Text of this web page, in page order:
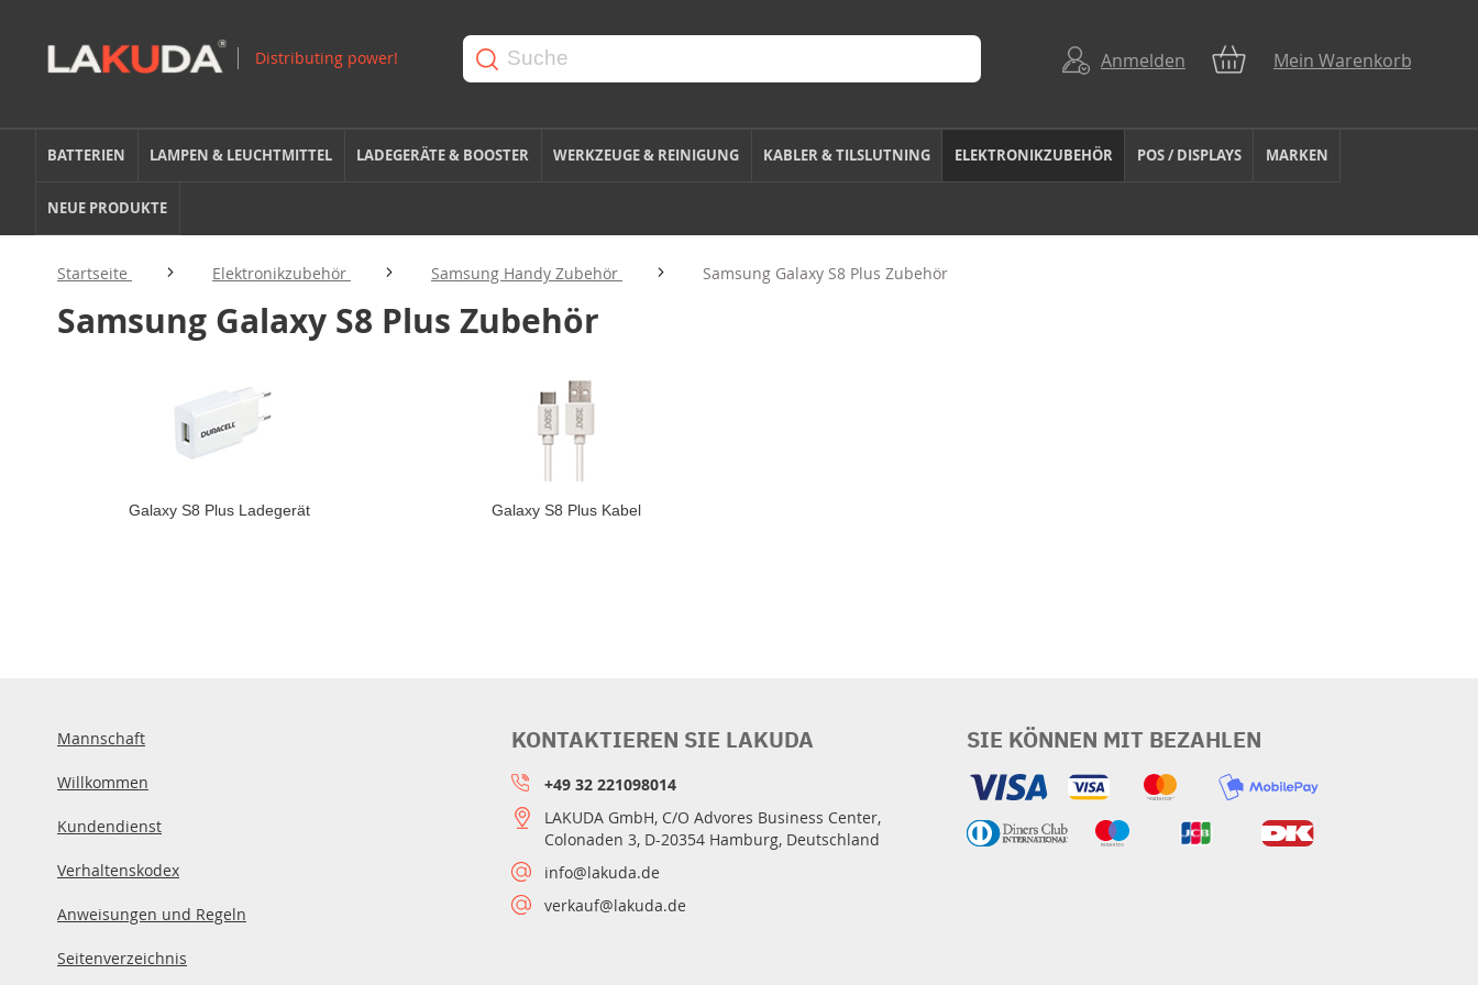
Anmelden Mein Warenkorb
BATTERIEN LAMPEN & LEUCHTMITTEL LADEGERÄTE & BOOSTER WERKZEUGE & REINIGUNG KABLER & TILSLUTNING ELEKTRONIKZUBEHÖR POS / DISPLAYS MARKEN
NEUE PRODUKTE
Startseite Elektronikzubehör Samsung Handy Zubehör Samsung Galaxy S8 Plus Zubehör
Samsung Galaxy S8 Plus Zubehör
Galaxy S8 Plus Ladegerät Galaxy S8 Plus Kabel
Mannschaft
Willkommen
Kundendienst
Verhaltenskodex
Anweisungen und Regeln
Seitenverzeichnis
SIE KÖNNEN MIT BEZAHLEN
KONTAKTIEREN SIE LAKUDA
+49 32 221098014
LAKUDA GmbH, C/O Advores Business Center,
Colonaden 3, D-20354 Hamburg, Deutschland
info@lakuda.de
verkauf@lakuda.de